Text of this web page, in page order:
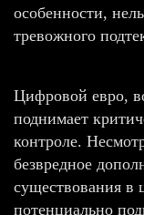
особенности,
тревожного
Цифровой евро,
поднимает
контроле.
безвредное
существования
потенциально